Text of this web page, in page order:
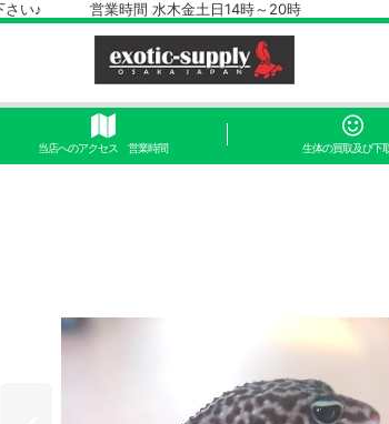
い♪ 営業時間 水木金土日14時～20時
当店へのアクセス 営業時間 生体の買取及び下